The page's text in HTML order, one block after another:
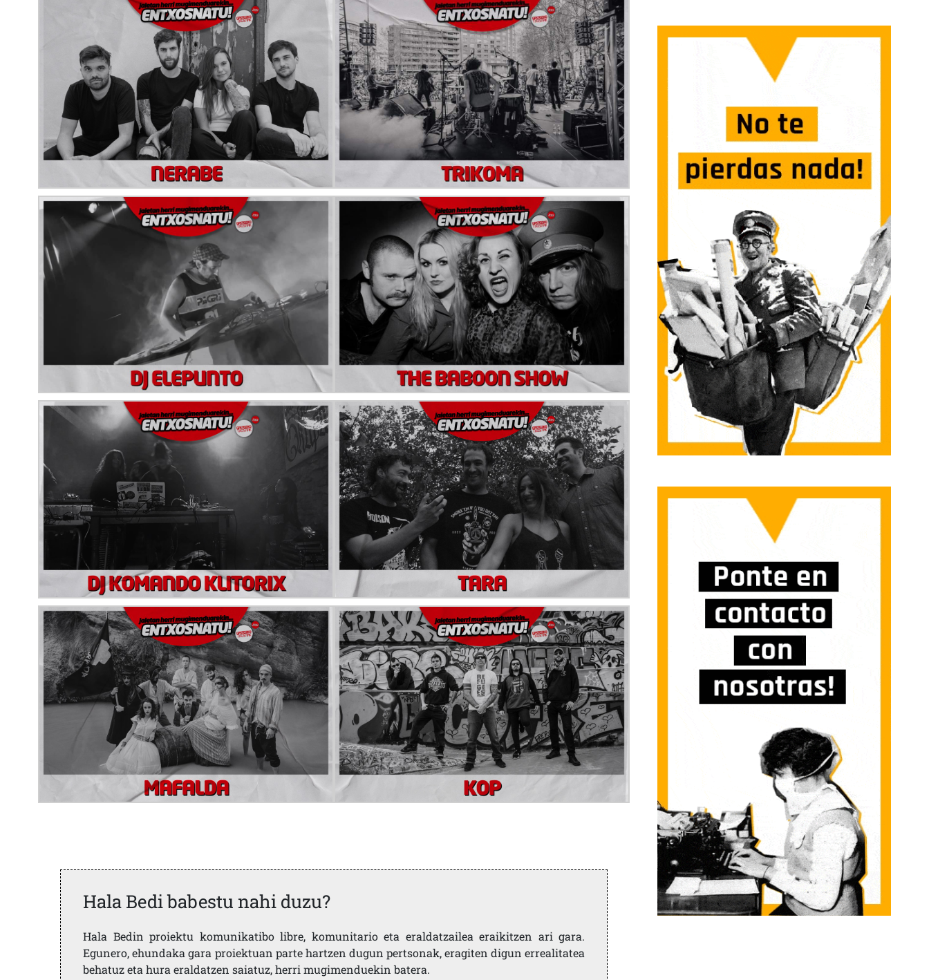
Hala Bedi babestu nahi duzu?
Hala Bedin proiektu komunikatibo libre, komunitario eta eraldatzailea eraikitzen ari gara.
Egunero, ehundaka gara proiektuan parte hartzen dugun pertsonak, eragiten digun errealitatea
behatuz eta hura eraldatzen saiatuz, herri mugimenduekin batera.